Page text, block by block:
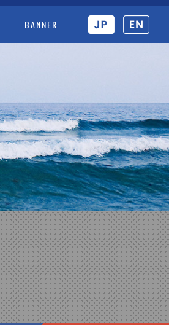
BANNER